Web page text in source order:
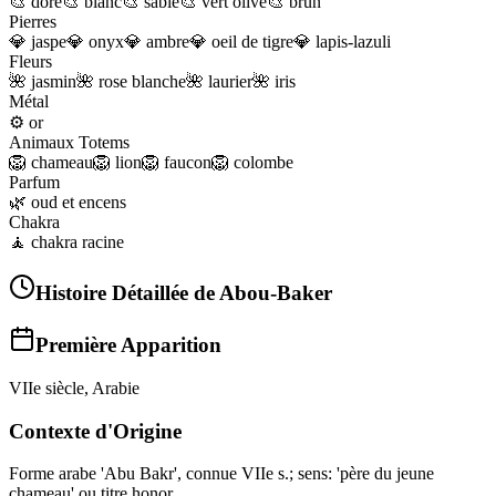
Pierres
💎 jaspe💎 onyx💎 ambre💎 oeil de tigre💎 lapis-lazuli
Fleurs
🌺 jasmin🌺 rose blanche🌺 laurier🌺 iris
Métal
⚙️ or
Animaux Totems
🦁 chameau🦁 lion🦁 faucon🦁 colombe
Parfum
🌿 oud et encens
Chakra
🧘 chakra racine
Histoire Détaillée de Abou-Baker
Première Apparition
VIIe siècle, Arabie
Contexte d'Origine
Forme arabe 'Abu Bakr', connue VIIe s.; sens: 'père du jeune